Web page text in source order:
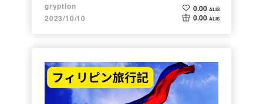
gryption
2023/10/10
0.00 ALIS
0.00 ALIS